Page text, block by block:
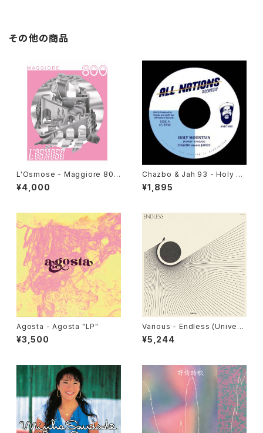
その他の商品
L'Osmose - Maggiore 800
"LP"
¥4,000
Chazbo & Jah 93 - Holy M
ountain "7"
¥1,895
Agosta - Agosta "LP"
¥3,500
Various - Endless (Univers
al Cosmic Sounds) "LP"
¥5,244